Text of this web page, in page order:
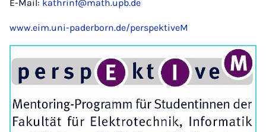
E-Mail: kathrinf@math.upb.de
www.eim.uni-paderborn.de/perspektiveM